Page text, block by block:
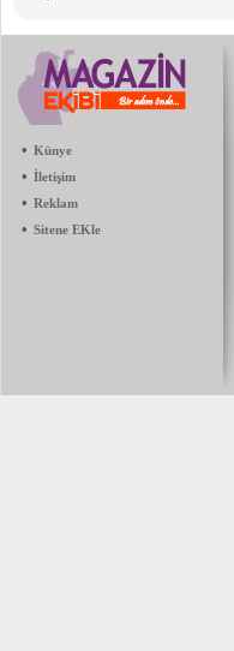
• Künye
• İletişim
• Reklam
• Sitene EKle